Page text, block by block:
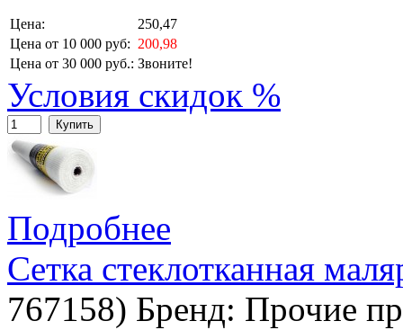
Цена:
250,47
Цена от 10 000 руб: 200,98
Цена от 30 000 руб.: Звоните!
Условия скидок %
Купить
Подробнее
Сетка стеклотканная
767158) Бренд: Прочие